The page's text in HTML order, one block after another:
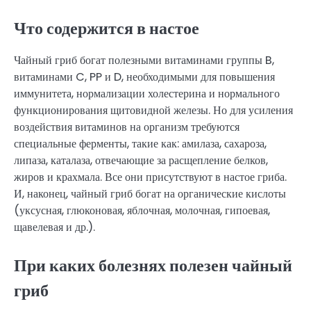
Что содержится в настое
Чайный гриб богат полезными витаминами группы B,
витаминами C, PP и D, необходимыми для повышения
иммунитета, нормализации холестерина и нормального
функционирования щитовидной железы. Но для усиления
воздействия витаминов на организм требуются
специальные ферменты, такие как: амилаза, сахароза,
липаза, каталаза, отвечающие за расщепление белков,
жиров и крахмала. Все они присутствуют в настое гриба.
И, наконец, чайный гриб богат на органические кислоты
(уксусная, глюконовая, яблочная, молочная, гипоевая,
щавелевая и др.).
При каких болезнях полезен чайный
гриб